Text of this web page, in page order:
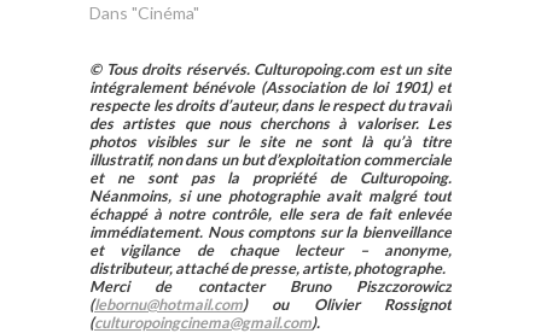
Dans "Cinéma"
© Tous droits réservés. Culturopoing.com est un site
intégralement bénévole (Association de loi 1901) et
respecte les droits d’auteur, dans le respect du travail
des artistes que nous cherchons à valoriser. Les
photos visibles sur le site ne sont là qu’à titre
illustratif, non dans un but d’exploitation commerciale
et ne sont pas la propriété de Culturopoing.
Néanmoins, si une photographie avait malgré tout
échappé à notre contrôle, elle sera de fait enlevée
immédiatement. Nous comptons sur la bienveillance
et vigilance de chaque lecteur – anonyme,
distributeur, attaché de presse, artiste, photographe.
Merci de contacter Bruno Piszczorowicz
(lebornu@hotmail.com) ou Olivier Rossignot
(culturopoingcinema@gmail.com).